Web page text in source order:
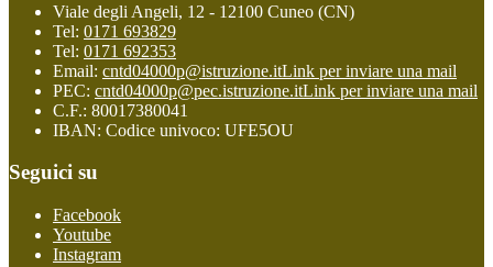
Viale degli Angeli, 12 - 12100 Cuneo (CN)
Tel: 0171 693829
Tel: 0171 692353
Email: cntd04000p@istruzione.itLink per inviare una mail
PEC: cntd04000p@pec.istruzione.itLink per inviare una mail
C.F.: 80017380041
IBAN: Codice univoco: UFE5OU
Seguici su
Facebook
Youtube
Instagram